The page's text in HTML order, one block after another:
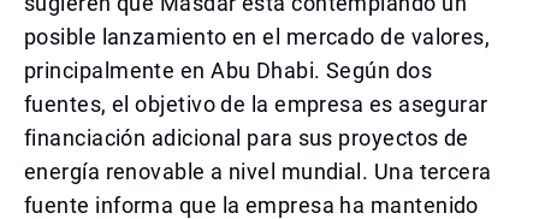
posible lanzamiento en el mercado de valores,
principalmente en Abu Dhabi. Según dos
fuentes, el objetivo de la empresa es asegurar
financiación adicional para sus proyectos de
energía renovable a nivel mundial. Una tercera
fuente informa que la empresa ha mantenido